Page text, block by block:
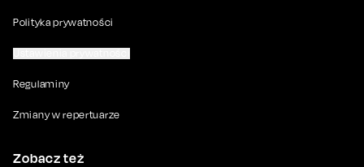
Polityka prywatności
Regulaminy
Zmiany w repertuarze
Zobacz też